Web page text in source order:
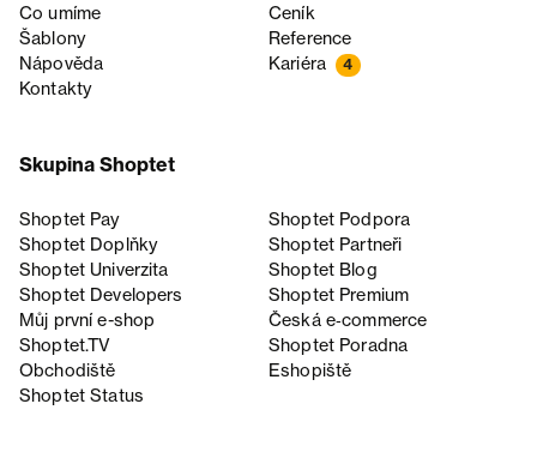
Co umíme
Ceník
Šablony
Reference
Nápověda
Kariéra 4
Kontakty
Skupina Shoptet
Shoptet Pay
Shoptet Podpora
Shoptet Doplňky
Shoptet Partneři
Shoptet Univerzita
Shoptet Blog
Shoptet Developers
Shoptet Premium
Můj první e-shop
Česká e‑commerce
Shoptet.TV
Shoptet Poradna
Obchodiště
Eshopiště
Shoptet Status